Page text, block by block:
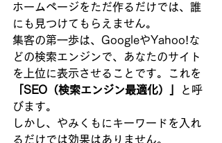
ホームページをただ作るだけでは、誰
にも見つけてもらえません。
集客の第一歩は、GoogleやYahoo!な
どの検索エンジンで、あなたのサイト
を上位に表示させることです。これを
「SEO（検索エンジン最適化）」
と呼
びます。
しかし、やみくもにキーワードを入れ
るだけでは効果はありません。